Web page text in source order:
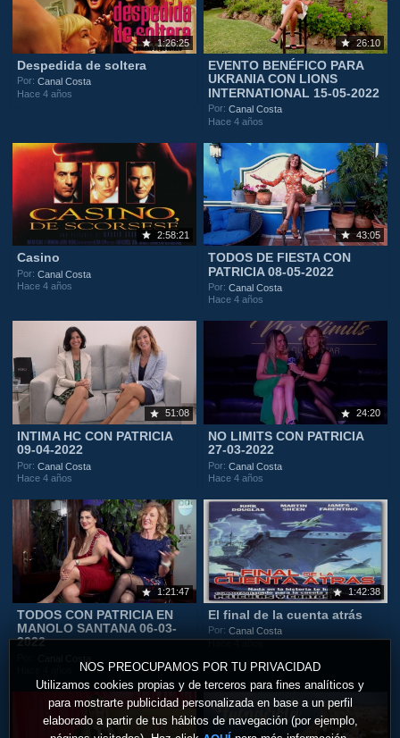
NOS PREOCUPAMOS POR TU PRIVACIDAD
Utilizamos cookies propias y de terceros para fines analíticos y
para mostrarte publicidad personalizada en base a un perfil
elaborado a partir de tus hábitos de navegación (por ejemplo,
1:26:25
Despedida de soltera
Por:Canal Costa
Hace 4 años
26:10
EVENTO BENÉFICO PARA
UKRANIA CON LIONS
INTERNATIONAL 15-05-2022
Por:Canal Costa
Hace 4 años
2:58:21
Casino
Por:Canal Costa
Hace 4 años
43:05
TODOS DE FIESTA CON
PATRICIA 08-05-2022
Por:Canal Costa
Hace 4 años
51:08
INTIMA HC CON PATRICIA
09-04-2022
Por:Canal Costa
Hace 4 años
24:20
NO LIMITS CON PATRICIA
27-03-2022
Por:Canal Costa
Hace 4 años
1:21:47
TODOS CON PATRICIA EN
MANOLO SANTANA 06-03-
2022
1:42:38
El final de la cuenta atrás
Por:Canal Costa
Hace 4 años